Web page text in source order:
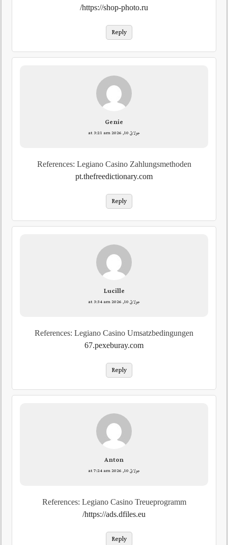
https://shop-photo.ru/
Reply
Genie
جولائ 10, 2026 at 3:21 am
References: Legiano Casino Zahlungsmethoden
pt.thefreedictionary.com
Reply
Lucille
جولائ 10, 2026 at 3:34 am
References: Legiano Casino Umsatzbedingungen
67.pexeburay.com
Reply
Anton
جولائ 10, 2026 at 7:24 am
References: Legiano Casino Treueprogramm
https://ads.dfiles.eu/
Reply